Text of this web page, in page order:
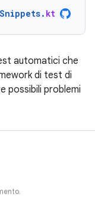
. kt
automatici che
di test di
possibili problemi